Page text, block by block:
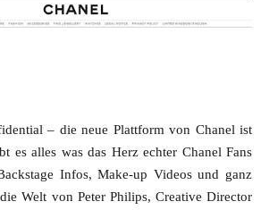
– die neue Plattform von Chanel ist
es alles was das Herz echter Chanel Fans
Infos, Make-up Videos und ganz
Welt von Peter Philips, Creative Director